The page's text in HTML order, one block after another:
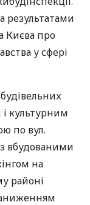
результатами
Києва про
у сфері
культурним
по вул.
вбудованими
на
районі